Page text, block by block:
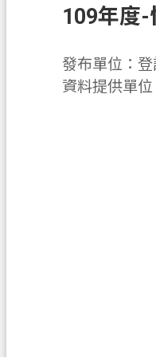
109年度
發布單位：
資料提供單